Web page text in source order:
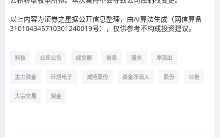
以上内容为证券之星据公开信息整理，由AI算法生成（网信算备
310104345710301240019号），仅供参考不构成投资建议。
科技 公司公告 成交额 信息 股东 净流出
主力资金 环旭电子 减持股份 资金净流入 股份 公告
大宗交易 资金